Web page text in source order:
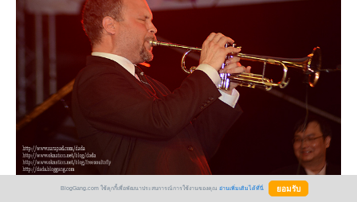
BlogGang.com ใช้คุกกี้เพื่อพัฒนาประสบการณ์การใช้งานของคุณ อ่านเพิ่มเติมได้ที่นี่